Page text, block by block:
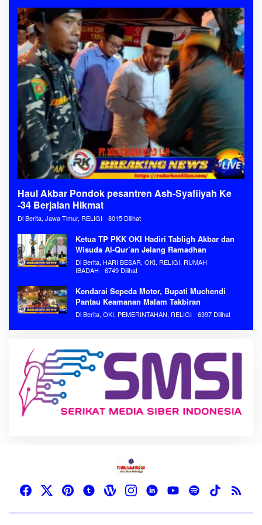
Haul Akbar Pondok pesantren Ash-Syafiiyah Ke
-34 Berjalan Hikmat
Di Berita, Jawa Timur, RELIGI 8015 Dilihat
Ketua TP PKK OKI Hadiri Tabligh Akbar dan
Wisuda Al-Qur’an Jelang Ramadhan
Di Berita, HARI BESAR, OKI, RELIGI, RUMAH
IBADAH
6749 Dilihat
Kendarai Sepeda Motor, Bupati Muchendi
Pantau Keamanan Malam Takbiran
Di Berita, OKI, PEMERINTAHAN, RELIGI 6397 Dilihat